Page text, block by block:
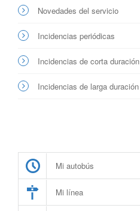
Novedades del servicio
Incidencias periódicas
Incidencias de corta duración
Incidencias de larga duración
Mi autobús
Mi línea